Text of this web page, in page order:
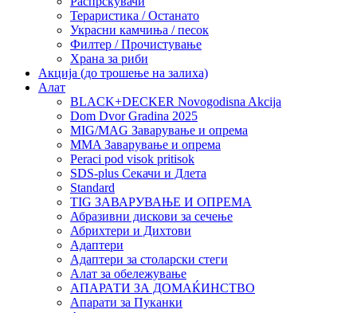
Тераристика / Останато
Украсни камчиња / песок
Филтер / Прочистување
Храна за риби
Акција (до трошење на залиха)
Алат
BLACK+DECKER Novogodisna Akcija
Dom Dvor Gradina 2025
MIG/MAG Заварување и опрема
MMA Заварување и опрема
Peraci pod visok pritisok
SDS-plus Секачи и Длета
Standard
TIG ЗАВАРУВАЊЕ И ОПРЕМА
Абразивни дискови за сечење
Абрихтери и Дихтови
Адаптери
Адаптери за столарски стеги
Алат за обележување
АПАРАТИ ЗА ДОМАЌИНСТВО
Апарати за Пуканки